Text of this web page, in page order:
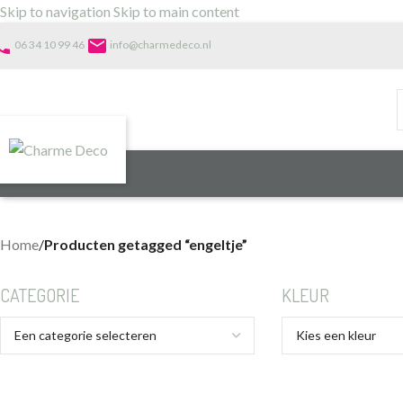
Skip to navigation Skip to main content
06 34 10 99 46 email info@charmedeco.nl
Home/Producten getagged “engeltje”
CATEGORIE KLEUR